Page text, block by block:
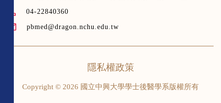
04-22840360
pbmed@dragon.nchu.edu.tw
隱私權政策
Copyright © 2026 國立中興大學學士後醫學系版權所有